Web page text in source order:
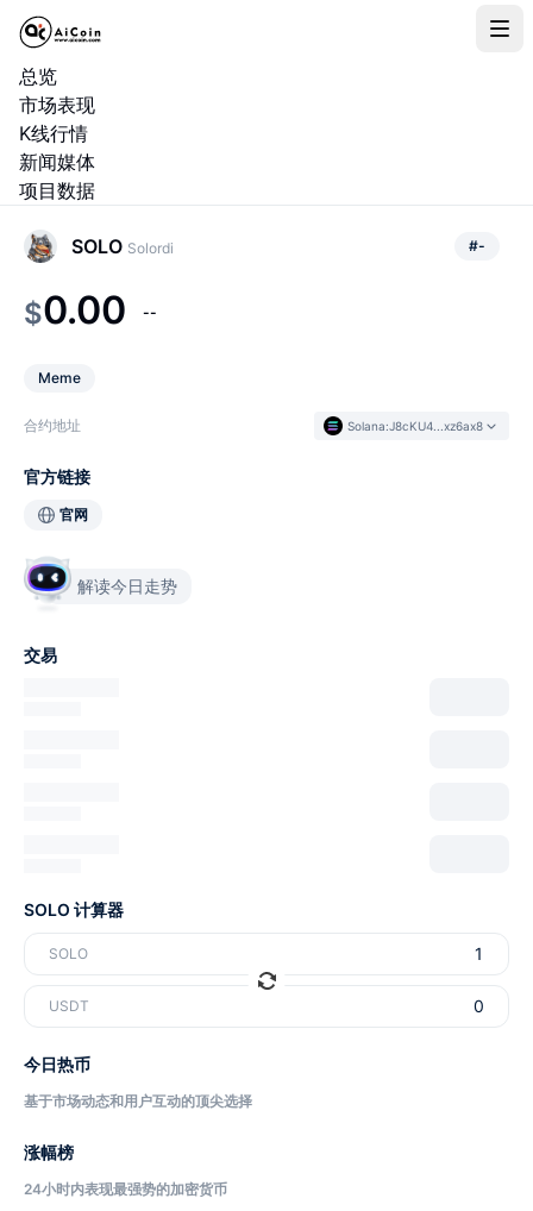
总览
市场表现
K线行情
新闻媒体
项目数据
SOLO Solordi #-
$0.00 --
Meme
合约地址 Solana:J8cKU4...xz6ax8
官方链接
官网
解读今日走势
交易
SOLO 计算器
SOLO
USDT
今日热币
基于市场动态和用户互动的顶尖选择
涨幅榜
24小时内表现最强势的加密货币